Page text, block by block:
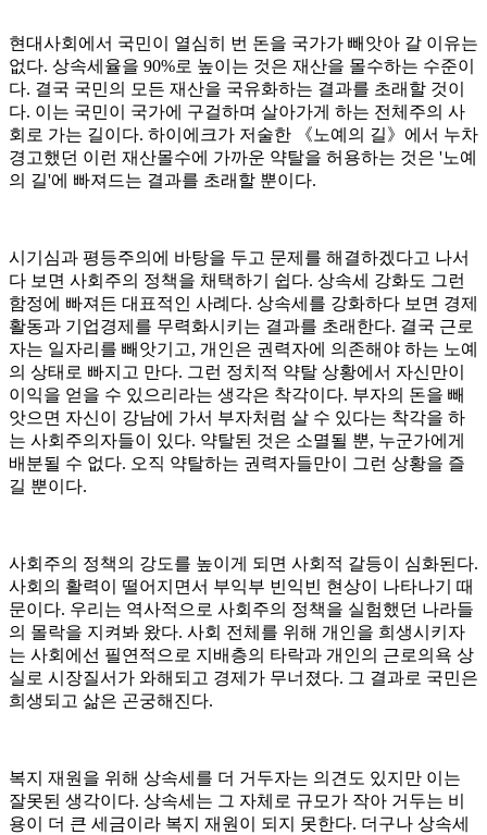
현대사회에서 국민이 열심히 번 돈을 국가가 빼앗아 갈 이유는
없다. 상속세율을 90%로 높이는 것은 재산을 몰수하는 수준이
다. 결국 국민의 모든 재산을 국유화하는 결과를 초래할 것이
다. 이는 국민이 국가에 구걸하며 살아가게 하는 전체주의 사
회로 가는 길이다. 하이에크가 저술한 《노예의 길》에서 누차
경고했던 이런 재산몰수에 가까운 약탈을 허용하는 것은 '노예
의 길'에 빠져드는 결과를 초래할 뿐이다.
시기심과 평등주의에 바탕을 두고 문제를 해결하겠다고 나서
다 보면 사회주의 정책을 채택하기 쉽다. 상속세 강화도 그런
함정에 빠져든 대표적인 사례다. 상속세를 강화하다 보면 경제
활동과 기업경제를 무력화시키는 결과를 초래한다. 결국 근로
자는 일자리를 빼앗기고, 개인은 권력자에 의존해야 하는 노예
의 상태로 빠지고 만다. 그런 정치적 약탈 상황에서 자신만이
이익을 얻을 수 있으리라는 생각은 착각이다. 부자의 돈을 빼
앗으면 자신이 강남에 가서 부자처럼 살 수 있다는 착각을 하
는 사회주의자들이 있다. 약탈된 것은 소멸될 뿐, 누군가에게
배분될 수 없다. 오직 약탈하는 권력자들만이 그런 상황을 즐
길 뿐이다.
사회주의 정책의 강도를 높이게 되면 사회적 갈등이 심화된다.
사회의 활력이 떨어지면서 부익부 빈익빈 현상이 나타나기 때
문이다. 우리는 역사적으로 사회주의 정책을 실험했던 나라들
의 몰락을 지켜봐 왔다. 사회 전체를 위해 개인을 희생시키자
는 사회에선 필연적으로 지배층의 타락과 개인의 근로의욕 상
실로 시장질서가 와해되고 경제가 무너졌다. 그 결과로 국민은
희생되고 삶은 곤궁해진다.
복지 재원을 위해 상속세를 더 거두자는 의견도 있지만 이는
잘못된 생각이다. 상속세는 그 자체로 규모가 작아 거두는 비
용이 더 큰 세금이라 복지 재원이 되지 못한다. 더구나 상속세